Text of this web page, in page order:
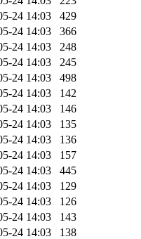
24 14:03
429
24 14:03
366
24 14:03
248
24 14:03
245
24 14:03
498
24 14:03
142
24 14:03
146
24 14:03
135
24 14:03
136
24 14:03
157
24 14:03
445
24 14:03
129
24 14:03
126
24 14:03
143
24 14:03
138